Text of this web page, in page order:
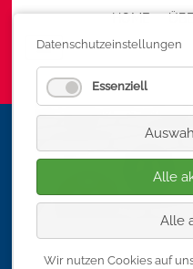
HOME
Datenschutzeinstellungen
Essenziell
Alle
Alle
Wir nutzen Cookies auf